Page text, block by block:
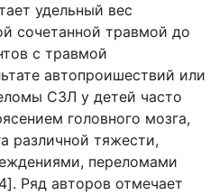
удельный вес
сочетанной травмой до
с травмой
автопроишествий или
СЗЛ у детей часто
головного мозга,
различной тяжести,
пере­ломами
Ряд авторов отмечает